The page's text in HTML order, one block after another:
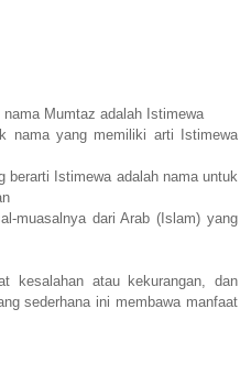
Mumtaz adalah Istimewa
nama yang memiliki arti Istimewa
Istimewa adalah nama untuk
muasalnya dari Arab (Islam) yang
kesalahan atau kekurangan, dan
sederhana ini membawa manfaat